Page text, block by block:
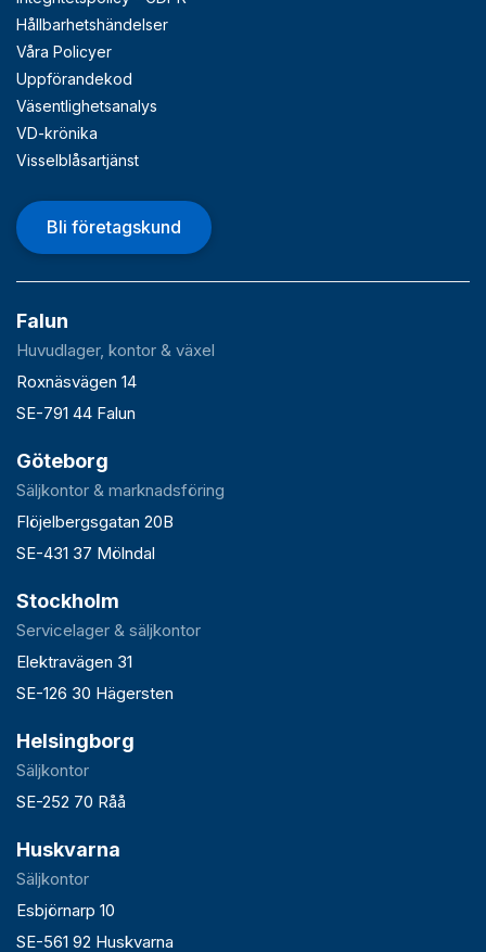
Hållbarhetshändelser
Våra Policyer
Uppförandekod
Väsentlighetsanalys
VD-krönika
Visselblåsartjänst
Bli företagskund
Falun
Huvudlager, kontor & växel
Roxnäsvägen 14
SE-791 44 Falun
Göteborg
Säljkontor & marknadsföring
Flöjelbergsgatan 20B
SE-431 37 Mölndal
Stockholm
Servicelager & säljkontor
Elektravägen 31
SE-126 30 Hägersten
Helsingborg
Säljkontor
SE-252 70 Råå
Huskvarna
Säljkontor
Esbjörnarp 10
SE-561 92 Huskvarna